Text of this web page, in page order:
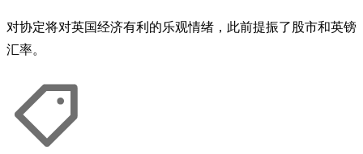
对协定将对英国经济有利的乐观情绪，此前提振了股市和英镑
汇率。